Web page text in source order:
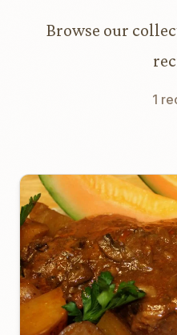
Browse our
1